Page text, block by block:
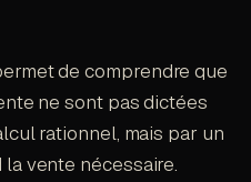
de comprendre que
ne sont pas dictées
rationnel, mais par un
vente nécessaire.